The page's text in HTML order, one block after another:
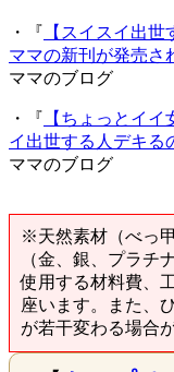
・『
【スイスイ出
ママの新刊が発売さ
ママのブログ
・『
【ちょっとイ
イ出世する人デキる
ママのブログ
※天然素材（べっ
（金、銀、プラチ
使用する材料費、
座います。また、
が若干変わる場合